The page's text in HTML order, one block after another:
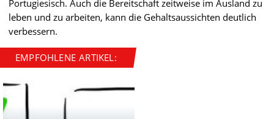
Portugiesisch. Auch die Bereitschaft zeitweise im Ausland zu
leben und zu arbeiten, kann die Gehaltsaussichten deutlich
verbessern.
EMPFOHLENE ARTIKEL: